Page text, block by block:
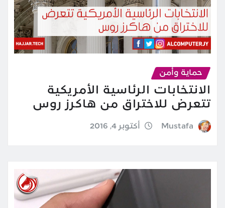
حماية وأمن
الانتخابات الرئاسية الأمريكية
تتعرض للاختراق من هاكرز روس
Mustafa أكتوبر 4, 2016